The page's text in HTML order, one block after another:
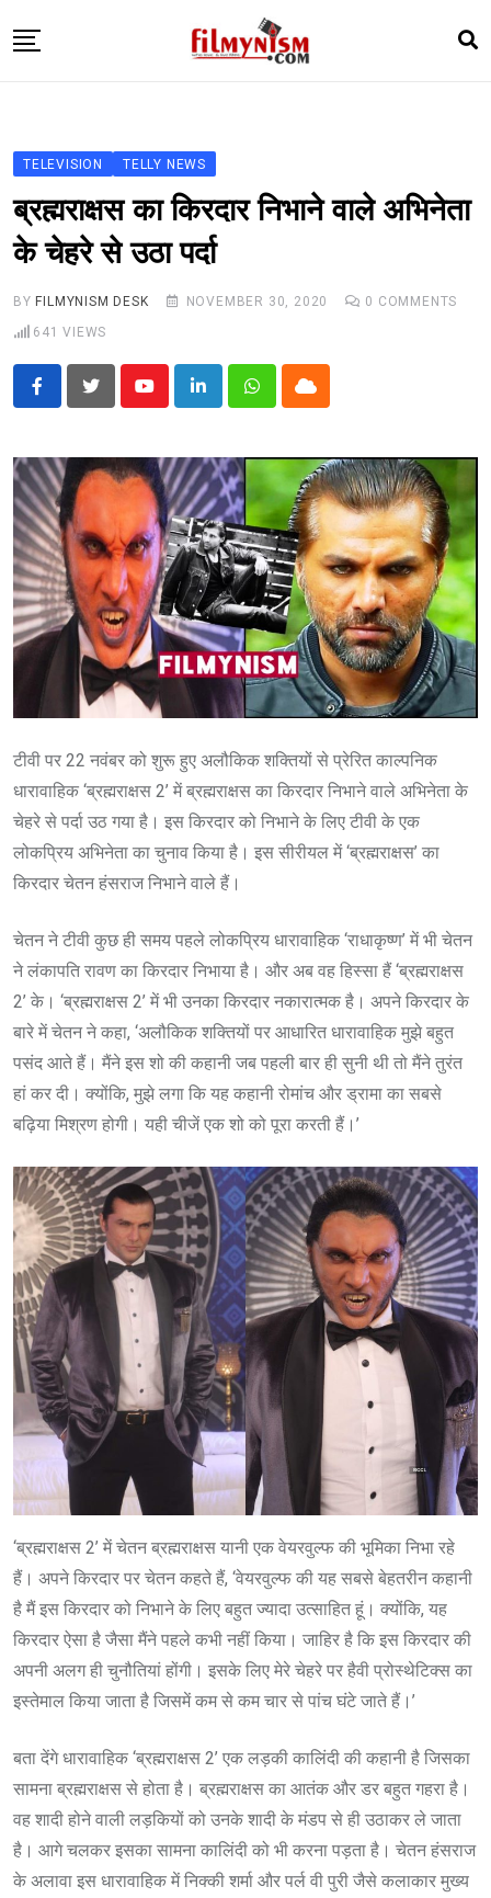
to
TELEVISION
BHOJPURI
NEWS ABTAK
STARRY SIDES
TELEVISION TELLY NEWS
ब्रह्मराक्षस का किरदार निभाने वाले अभिनेता
के चेहरे से उठा पर्दा
BY FILMYNISM DESK NOVEMBER 30, 2020 0 COMMENTS
641 VIEWS
YoutubeLinkedInWhatsappCloud
टीवी पर 22 नवंबर को शुरू हुए अलौकिक शक्तियों से प्रेरित काल्पनिक
धारावाहिक ‘ब्रह्मराक्षस 2’ में ब्रह्मराक्षस का किरदार निभाने वाले अभिनेता के
चेहरे से पर्दा उठ गया है। इस किरदार को निभाने के लिए टीवी के एक
लोकप्रिय अभिनेता का चुनाव किया है। इस सीरीयल में ‘ब्रह्मराक्षस’ का
किरदार चेतन हंसराज निभाने वाले हैं।
चेतन ने टीवी कुछ ही समय पहले लोकप्रिय धारावाहिक ‘राधाकृष्ण’ में भी चेतन
ने लंकापति रावण का किरदार निभाया है। और अब वह हिस्सा हैं ‘ब्रह्मराक्षस
2’ के। ‘ब्रह्मराक्षस 2’ में भी उनका किरदार नकारात्मक है। अपने किरदार के
बारे में चेतन ने कहा, ‘अलौकिक शक्तियों पर आधारित धारावाहिक मुझे बहुत
पसंद आते हैं। मैंने इस शो की कहानी जब पहली बार ही सुनी थी तो मैंने तुरंत
हां कर दी। क्योंकि, मुझे लगा कि यह कहानी रोमांच और ड्रामा का सबसे
बढ़िया मिश्रण होगी। यही चीजें एक शो को पूरा करती हैं।’
‘ब्रह्मराक्षस 2’ में चेतन ब्रह्मराक्षस यानी एक वेयरवुल्फ की भूमिका निभा रहे
हैं। अपने किरदार पर चेतन कहते हैं, ‘वेयरवुल्फ की यह सबसे बेहतरीन कहानी
है मैं इस किरदार को निभाने के लिए बहुत ज्यादा उत्साहित हूं। क्योंकि, यह
किरदार ऐसा है जैसा मैंने पहले कभी नहीं किया। जाहिर है कि इस किरदार की
अपनी अलग ही चुनौतियां होंगी। इसके लिए मेरे चेहरे पर हैवी प्रोस्थेटिक्स का
इस्तेमाल किया जाता है जिसमें कम से कम चार से पांच घंटे जाते हैं।’
बता देंगे धारावाहिक ‘ब्रह्मराक्षस 2’ एक लड़की कालिंदी की कहानी है जिसका
सामना ब्रह्मराक्षस से होता है। ब्रह्मराक्षस का आतंक और डर बहुत गहरा है।
वह शादी होने वाली लड़कियों को उनके शादी के मंडप से ही उठाकर ले जाता
है। आगे चलकर इसका सामना कालिंदी को भी करना पड़ता है। चेतन हंसराज
के अलावा इस धारावाहिक में निक्की शर्मा और पर्ल वी पुरी जैसे कलाकार मुख्य